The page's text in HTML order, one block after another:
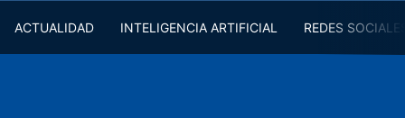
ACTUALIDAD INTELIGENCIA ARTIFICIAL REDES